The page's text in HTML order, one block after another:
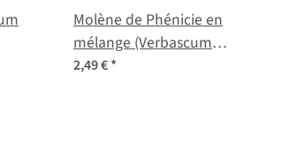
Molène de Phénicie en
mélange (Verbascum
phoeniceum) graines
2,49 €*